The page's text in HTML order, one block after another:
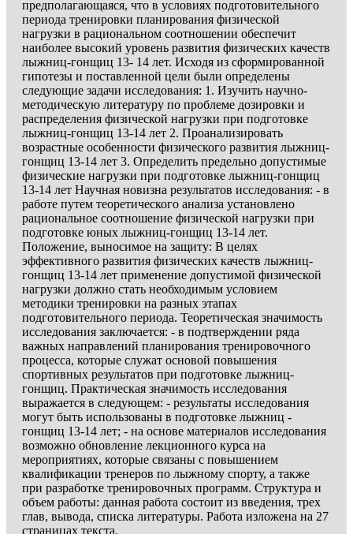
предполагающаяся, что в условиях подготовительного
периода тренировки планирования физической
нагрузки в рациональном соотношении обеспечит
наиболее высокий уровень развития физических качеств
лыжниц-гонщиц 13- 14 лет. Исходя из сформированной
гипотезы и поставленной цели были определены
следующие задачи исследования: 1. Изучить научно-
методическую литературу по проблеме дозировки и
распределения физической нагрузки при подготовке
лыжниц-гонщиц 13-14 лет 2. Проанализировать
возрастные особенности физического развития лыжниц-
гонщиц 13-14 лет 3. Определить предельно допустимые
физические нагрузки при подготовке лыжниц-гонщиц
13-14 лет Научная новизна результатов исследования: - в
работе путем теоретического анализа установлено
рациональное соотношение физической нагрузки при
подготовке юных лыжниц-гонщиц 13-14 лет.
Положение, выносимое на защиту: В целях
эффективного развития физических качеств лыжниц-
гонщиц 13-14 лет применение допустимой физической
нагрузки должно стать необходимым условием
методики тренировки на разных этапах
подготовительного периода. Теоретическая значимость
исследования заключается: - в подтверждении ряда
важных направлений планирования тренировочного
процесса, которые служат основой повышения
спортивных результатов при подготовке лыжниц-
гонщиц. Практическая значимость исследования
выражается в следующем: - результаты исследования
могут быть использованы в подготовке лыжниц -
гонщиц 13-14 лет; - на основе материалов исследования
возможно обновление лекционного курса на
мероприятиях, которые связаны с повышением
квалификации тренеров по лыжному спорту, а также
при разработке тренировочных программ. Структура и
объем работы: данная работа состоит из введения, трех
глав, вывода, списка литературы. Работа изложена на 27
страницах текста.